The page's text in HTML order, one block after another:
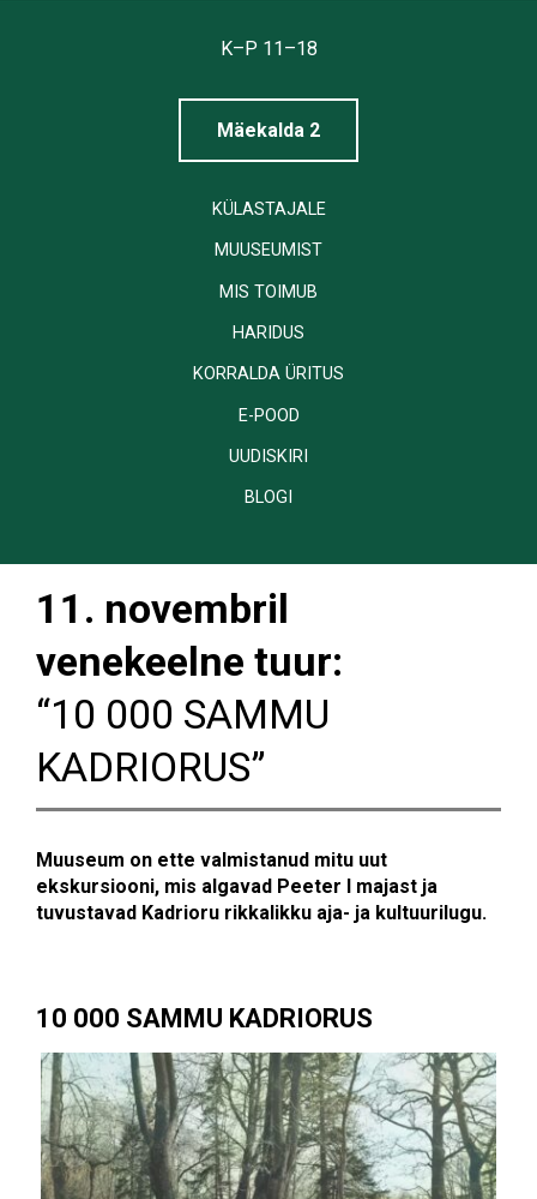
K–P 11–18
Mäekalda 2
KÜLASTAJALE
MUUSEUMIST
MIS TOIMUB
HARIDUS
KORRALDA ÜRITUS
E-POOD
UUDISKIRI
BLOGI
11. novembril
venekeelne tuur:
“10 000 SAMMU
KADRIORUS”
Muuseum on ette valmistanud mitu uut
ekskursiooni, mis algavad Peeter I majast ja
tuvustavad Kadrioru rikkalikku aja- ja kultuurilugu.
10 000 SAMMU KADRIORUS